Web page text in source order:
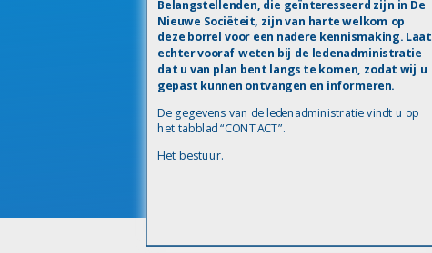
Belangstellenden, die geïnteresseerd zijn in De
Nieuwe Sociëteit, zijn van harte welkom op
deze borrel voor een nadere kennismaking. Laat
echtervooraf weten bij de ledenadministratie
dat u van plan bent langs te komen, zodat wij u
gepast kunnen ontvangen en informeren.
De gegevens van de ledenadministratie vindt u op
het tabblad “CONTACT”.
Het bestuur.